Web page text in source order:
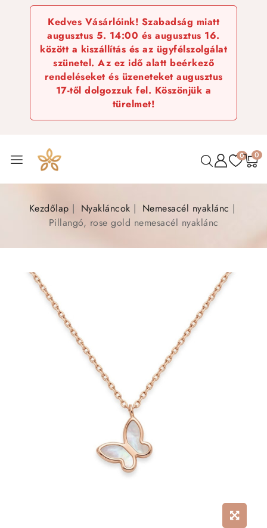
Kedves Vásárlóink! Szabadság miatt
augusztus 5. 14:00 és augusztus 16.
között a kiszállítás és az ügyfélszolgálat
szünetel. Az ez idő alatt beérkező
rendeléseket és üzeneteket augusztus
17-től dolgozzuk fel. Köszönjük a
türelmet!
0 0
Kezdőlap Nyakláncok
Nemesacél nyaklánc
Pillangó, rose gold nemesacél nyaklánc